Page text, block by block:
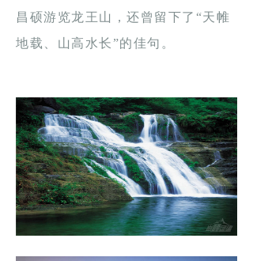
昌硕游览龙王山，还曾留下了“天帷
地载、山高水长”的佳句。